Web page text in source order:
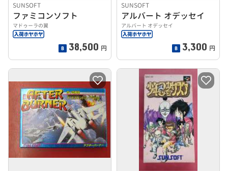
SUNSOFT
ファミコンソフト
マドゥーラの翼
38,500 円
SUNSOFT
アルバート オデッセイ
アルバート オデッセイ
3,300 円